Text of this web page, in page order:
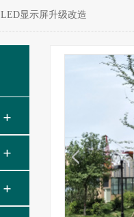
LED显示屏升级改造